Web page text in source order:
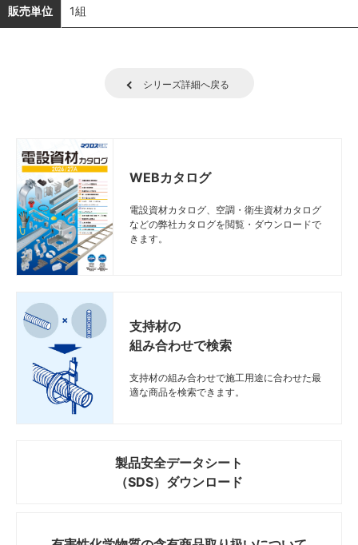
販売単位 1組
シリーズ詳細へ戻る
WEBカタログ
電設資材カタログ、空調・衛生資材カタログ
などの弊社カタログを閲覧・ダウンロードで
きます。
支持材の
組み合わせで検索
支持材の組み合わせで施工用途に合わせた最
適な商品を検索できます。
製品安全データシート
（SDS）ダウンロード